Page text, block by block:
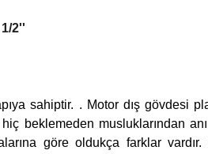
2''
sahiptir. . Motor dış gövdesi
beklemeden musluklarından
göre oldukça farklar